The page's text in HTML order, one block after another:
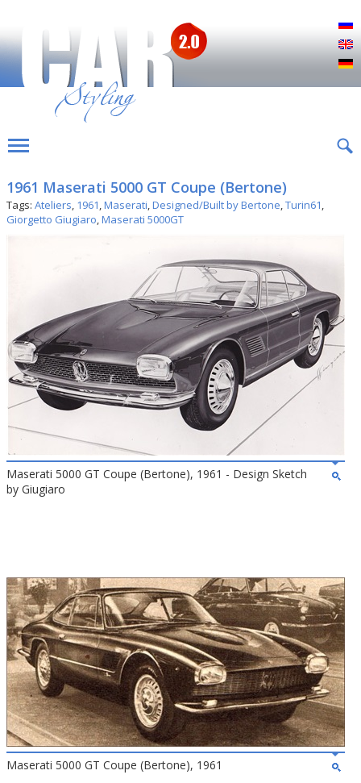
1961 Maserati 5000 GT Coupe (Bertone)
Tags: Ateliers, 1961,Maserati,Designed/Built by Bertone,Turin61,
Giorgetto Giugiaro,Maserati 5000GT
Maserati 5000 GT Coupe (Bertone), 1961 - Design Sketch
by Giugiaro
Maserati 5000 GT Coupe (Bertone), 1961